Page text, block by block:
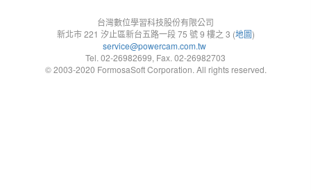
台灣數位學習科技股份有限公司
新北市 221 汐止區新台五路一段 75 號 9 樓之 3 (地圖)
service@powercam.com.tw
Tel. 02-26982699, Fax. 02-26982703
© 2003-2020 FormosaSoft Corporation. All rights reserved.